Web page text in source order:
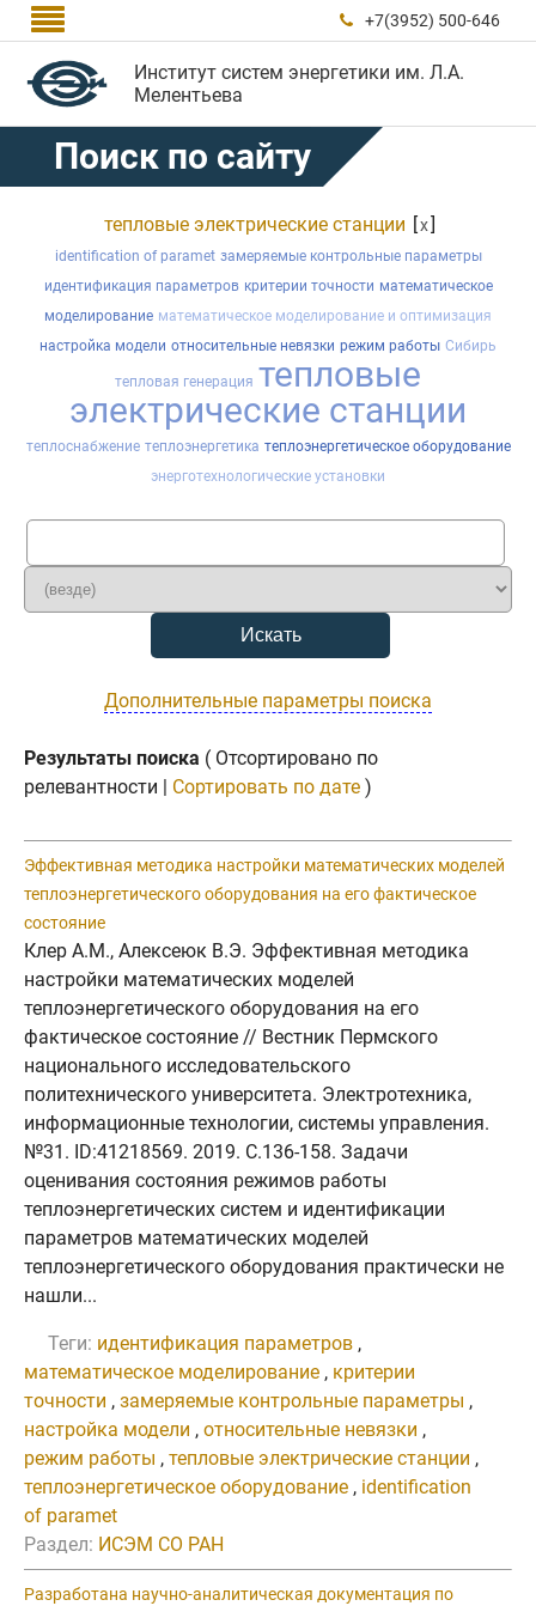
  +7(3952) 500-646
Институт систем энергетики им. Л.А.
Мелентьева
Поиск по сайту
тепловые электрические станции [x]
identification of paramet замеряемые контрольные параметры
идентификация параметров критерии точности математическое
моделирование математическое моделирование и оптимизация
настройка модели относительные невязки режим работы Сибирь
тепловая генерация тепловые
электрические станции
теплоснабжение теплоэнергетика теплоэнергетическое оборудование
энерготехнологические установки
Дополнительные параметры поиска
Результаты поиска ( Отсортировано по
релевантности | Сортировать по дате )
Эффективная методика настройки математических моделей
теплоэнергетического оборудования на его фактическое
состояние
Клер А.М., Алексеюк В.Э. Эффективная методика
настройки математических моделей
теплоэнергетического оборудования на его
фактическое состояние // Вестник Пермского
национального исследовательского
политехнического университета. Электротехника,
информационные технологии, системы управления.
№31. ID:41218569. 2019. C.136-158. Задачи
оценивания состояния режимов работы
теплоэнергетических систем и идентификации
параметров математических моделей
теплоэнергетического оборудования практически не
нашли...
Теги: идентификация параметров ,
математическое моделирование , критерии
точности , замеряемые контрольные параметры ,
настройка модели , относительные невязки ,
режим работы , тепловые электрические станции ,
теплоэнергетическое оборудование , identification
of paramet
Раздел: ИСЭМ СО РАН
Разработана научно-аналитическая документация по